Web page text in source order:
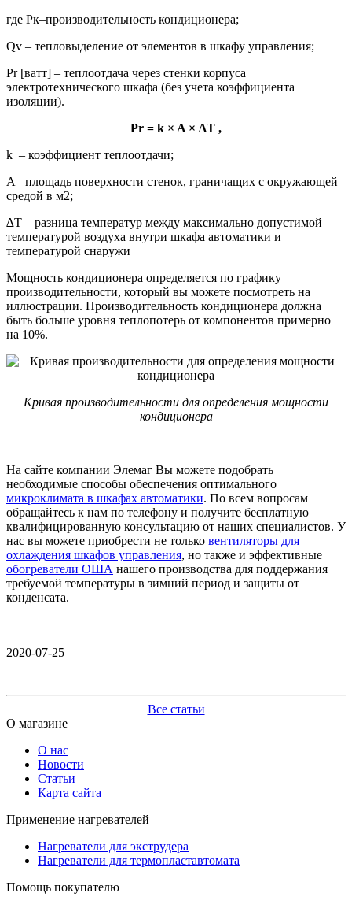
где Pк–производительность кондиционера;
Qv – тепловыделение от элементов в шкафу управления;
Pr [ватт] – теплоотдача через стенки корпуса
электротехнического шкафа (без учета коэффициента
изоляции).
Pr = k × A × ∆T ,
k – коэффициент теплоотдачи;
А– площадь поверхности стенок, граничащих с окружающей
средой в м2;
∆T – разница температур между максимально допустимой
температурой воздуха внутри шкафа автоматики и
температурой снаружи
Мощность кондиционера определяется по графику
производительности, который вы можете посмотреть на
иллюстрации. Производительность кондиционера должна
быть больше уровня теплопотерь от компонентов примерно
на 10%.
Кривая производительности для определения мощности
кондиционера
На сайте компании Элемаг Вы можете подобрать
необходимые способы обеспечения оптимального
микроклимата в шкафах автоматики. По всем вопросам
обращайтесь к нам по телефону и получите бесплатную
квалифицированную консультацию от наших специалистов. У
нас вы можете приобрести не только вентиляторы для
охлаждения шкафов управления, но также и эффективные
обогреватели ОША нашего производства для поддержания
требуемой температуры в зимний период и защиты от
конденсата.
2020-07-25
Все статьи
О магазине
О нас
Новости
Статьи
Карта сайта
Применение нагревателей
Нагреватели для экструдера
Нагреватели для термопластавтомата
Помощь покупателю